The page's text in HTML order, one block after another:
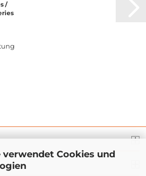
verwendet Cookies und
/